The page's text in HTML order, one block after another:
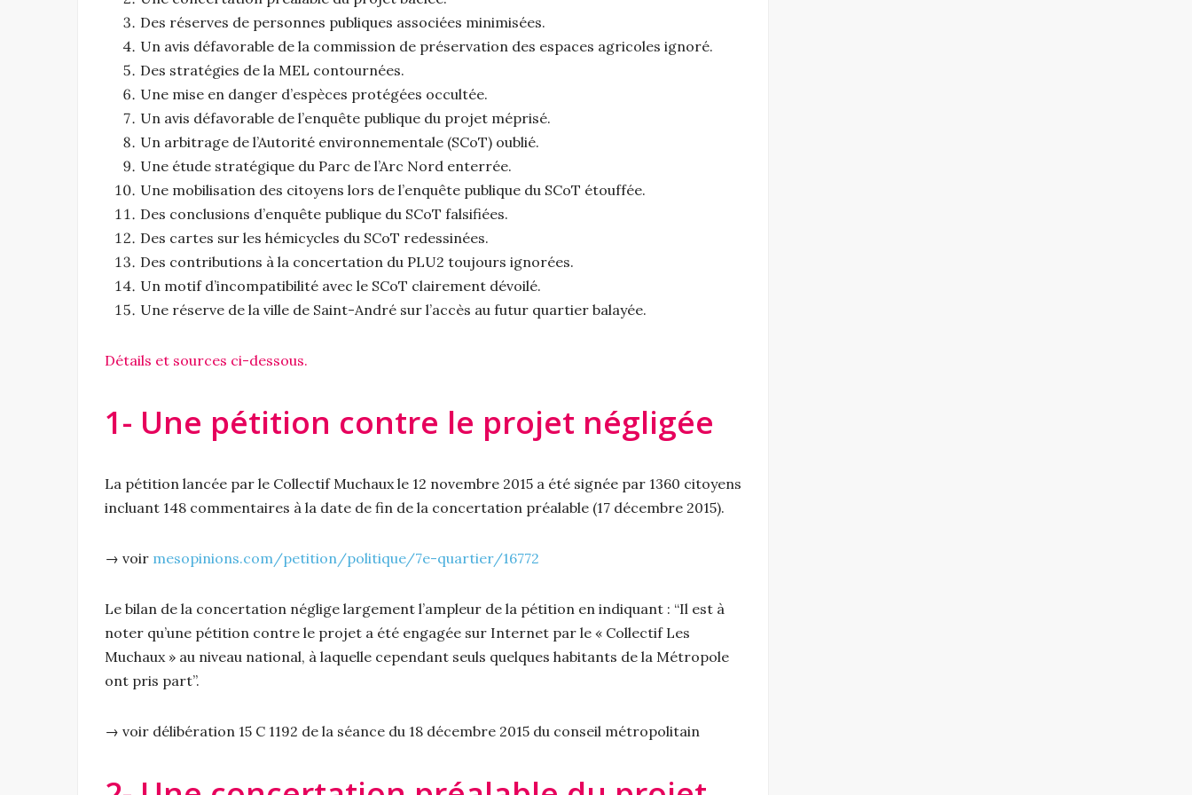
Des réserves de personnes publiques associées minimisées.
Un avis défavorable de la commission de préservation des espaces agricoles ignoré.
Des stratégies de la MEL contournées.
Une mise en danger d’espèces protégées occultée.
Un avis défavorable de l’enquête publique du projet méprisé.
Un arbitrage de l’Autorité environnementale (SCoT) oublié.
Une étude stratégique du Parc de l’Arc Nord enterrée.
Une mobilisation des citoyens lors de l’enquête publique du SCoT étouffée.
Des conclusions d’enquête publique du SCoT falsifiées.
Des cartes sur les hémicycles du SCoT redessinées.
Des contributions à la concertation du PLU2 toujours ignorées.
Un motif d’incompatibilité avec le SCoT clairement dévoilé.
Une réserve de la ville de Saint-André sur l’accès au futur quartier balayée.
Détails et sources ci-dessous.
1- Une pétition contre le projet négligée
La pétition lancée par le Collectif Muchaux le 12 novembre 2015 a été signée par 1360 citoyens
incluant 148 commentaires à la date de fin de la concertation préalable (17 décembre 2015).
→ voir mesopinions.com/petition/politique/7e-quartier/16772
Le bilan de la concertation néglige largement l’ampleur de la pétition en indiquant : “Il est à
noter qu’une pétition contre le projet a été engagée sur Internet par le « Collectif Les
Muchaux » au niveau national, à laquelle cependant seuls quelques habitants de la Métropole
ont pris part”.
→ voir délibération 15 C 1192 de la séance du 18 décembre 2015 du conseil métropolitain